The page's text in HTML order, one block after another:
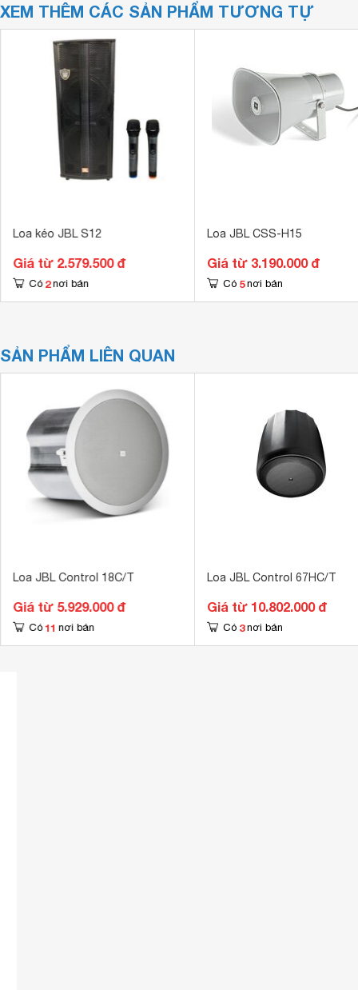
XEM THÊM CÁC SẢN PHẨM TƯƠNG TỰ
Loa kéo JBL S12
Giá từ 2.579.500 đ
Có 2 nơi bán
Loa JBL CSS-H15
Giá từ 3.190.000 đ
Có 5 nơi bán
SẢN PHẨM LIÊN QUAN
Loa JBL Control 18C/T
Giá từ 5.929.000 đ
Có 11 nơi bán
Loa JBL Control 67HC/T
Giá từ 10.802.000 đ
Có 3 nơi bán